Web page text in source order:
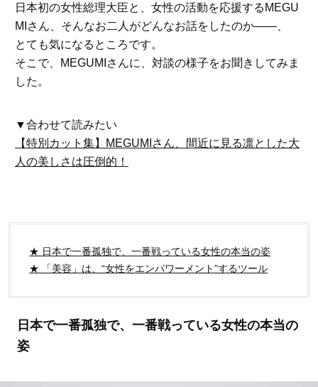
日本初の女性総理大臣と、女性の活動を応援するMEGU
MIさん、そんなお二人がどんなお話をしたのか――、
とても気になるところです。
そこで、MEGUMIさんに、対談の様子をお聞きしてみま
した。
▼合わせて読みたい
【特別カット集】MEGUMIさん、間近に見る凛とした大
人の美しさは圧倒的！
★ 日本で一番孤独で、一番戦っている女性の本当の姿
★ 「美容」は、“女性をエンパワーメント”するツール
日本で一番孤独で、一番戦っている女性の本当の
姿